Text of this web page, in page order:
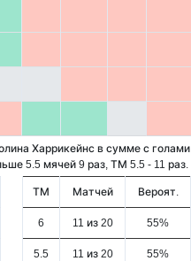
Харрикейнс в сумме с голами
5.5 мячей 9 раз, ТМ 5.5 - 11 раз.
ТМ Матчей Вероят.
6 11 из 20 55%
5.5 11 из 20 55%